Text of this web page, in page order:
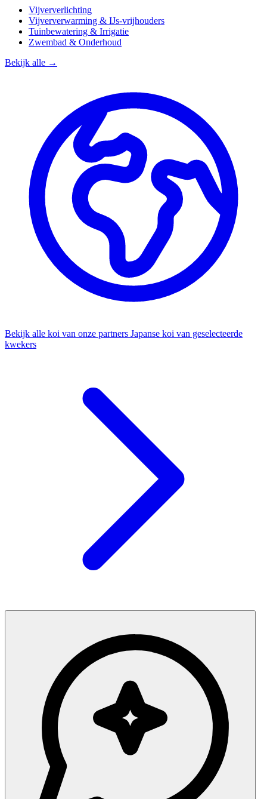
Vijververlichting
Vijververwarming & IJs-vrijhouders
Tuinbewatering & Irrigatie
Zwembad & Onderhoud
Bekijk alle →
Bekijk alle koi van onze partners Japanse koi van geselecteerde
kwekers